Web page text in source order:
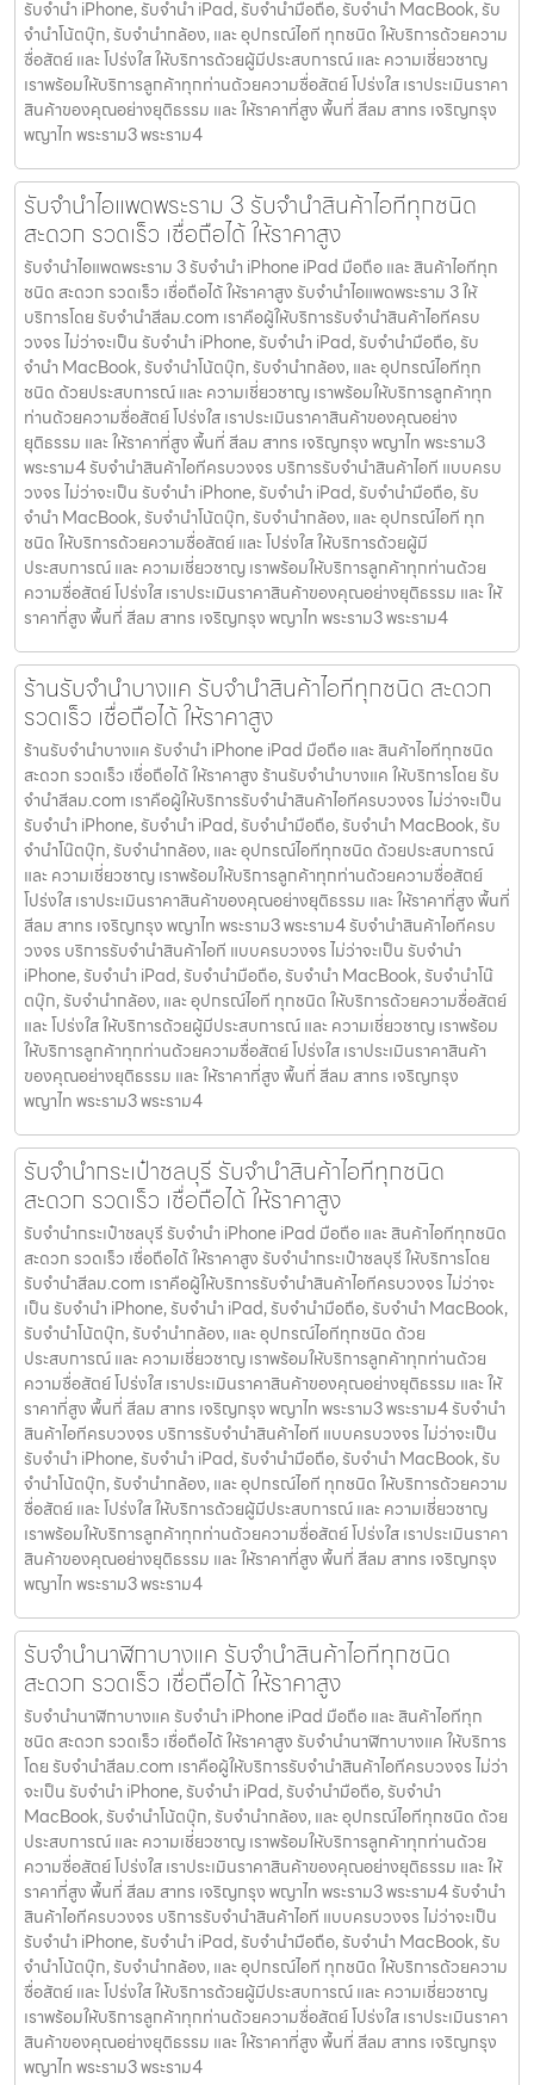
รับจำนำ iPhone, รับจำนำ iPad, รับจำนำมือถือ, รับจำนำ MacBook, รับ
จำนำโน้ตบุ๊ก, รับจำนำกล้อง, และ อุปกรณ์ไอที ทุกชนิด ให้บริการด้วยความ
ซื่อสัตย์ และ โปร่งใส ให้บริการด้วยผู้มีประสบการณ์ และ ความเชี่ยวชาญ
เราพร้อมให้บริการลูกค้าทุกท่านด้วยความซื่อสัตย์ โปร่งใส เราประเมินราคา
สินค้าของคุณอย่างยุติธรรม และ ให้ราคาที่สูง พื้นที่ สีลม สาทร เจริญกรุง
พญาไท พระราม3 พระราม4
รับจำนำไอแพดพระราม 3 รับจำนำสินค้าไอทีทุกชนิด
สะดวก รวดเร็ว เชื่อถือได้ ให้ราคาสูง
รับจำนำไอแพดพระราม 3 รับจำนำ iPhone iPad มือถือ และ สินค้าไอทีทุก
ชนิด สะดวก รวดเร็ว เชื่อถือได้ ให้ราคาสูง รับจำนำไอแพดพระราม 3 ให้
บริการโดย รับจํานําสีลม.com เราคือผู้ให้บริการรับจำนำสินค้าไอทีครบ
วงจร ไม่ว่าจะเป็น รับจำนำ iPhone, รับจำนำ iPad, รับจำนำมือถือ, รับ
จำนำ MacBook, รับจำนำโน้ตบุ๊ก, รับจำนำกล้อง, และ อุปกรณ์ไอทีทุก
ชนิด ด้วยประสบการณ์ และ ความเชี่ยวชาญ เราพร้อมให้บริการลูกค้าทุก
ท่านด้วยความซื่อสัตย์ โปร่งใส เราประเมินราคาสินค้าของคุณอย่าง
ยุติธรรม และ ให้ราคาที่สูง พื้นที่ สีลม สาทร เจริญกรุง พญาไท พระราม3
พระราม4 รับจำนำสินค้าไอทีครบวงจร บริการรับจำนำสินค้าไอที แบบครบ
วงจร ไม่ว่าจะเป็น รับจำนำ iPhone, รับจำนำ iPad, รับจำนำมือถือ, รับ
จำนำ MacBook, รับจำนำโน้ตบุ๊ก, รับจำนำกล้อง, และ อุปกรณ์ไอที ทุก
ชนิด ให้บริการด้วยความซื่อสัตย์ และ โปร่งใส ให้บริการด้วยผู้มี
ประสบการณ์ และ ความเชี่ยวชาญ เราพร้อมให้บริการลูกค้าทุกท่านด้วย
ความซื่อสัตย์ โปร่งใส เราประเมินราคาสินค้าของคุณอย่างยุติธรรม และ ให้
ราคาที่สูง พื้นที่ สีลม สาทร เจริญกรุง พญาไท พระราม3 พระราม4
ร้านรับจำนำบางแค รับจำนำสินค้าไอทีทุกชนิด สะดวก
รวดเร็ว เชื่อถือได้ ให้ราคาสูง
ร้านรับจำนำบางแค รับจำนำ iPhone iPad มือถือ และ สินค้าไอทีทุกชนิด
สะดวก รวดเร็ว เชื่อถือได้ ให้ราคาสูง ร้านรับจำนำบางแค ให้บริการโดย รับ
จํานําสีลม.com เราคือผู้ให้บริการรับจำนำสินค้าไอทีครบวงจร ไม่ว่าจะเป็น
รับจำนำ iPhone, รับจำนำ iPad, รับจำนำมือถือ, รับจำนำ MacBook, รับ
จำนำโน๊ตบุ๊ก, รับจำนำกล้อง, และ อุปกรณ์ไอทีทุกชนิด ด้วยประสบการณ์
และ ความเชี่ยวชาญ เราพร้อมให้บริการลูกค้าทุกท่านด้วยความซื่อสัตย์
โปร่งใส เราประเมินราคาสินค้าของคุณอย่างยุติธรรม และ ให้ราคาที่สูง พื้นที่
สีลม สาทร เจริญกรุง พญาไท พระราม3 พระราม4 รับจำนำสินค้าไอทีครบ
วงจร บริการรับจำนำสินค้าไอที แบบครบวงจร ไม่ว่าจะเป็น รับจำนำ
iPhone, รับจำนำ iPad, รับจำนำมือถือ, รับจำนำ MacBook, รับจำนำโน๊
ตบุ๊ก, รับจำนำกล้อง, และ อุปกรณ์ไอที ทุกชนิด ให้บริการด้วยความซื่อสัตย์
และ โปร่งใส ให้บริการด้วยผู้มีประสบการณ์ และ ความเชี่ยวชาญ เราพร้อม
ให้บริการลูกค้าทุกท่านด้วยความซื่อสัตย์ โปร่งใส เราประเมินราคาสินค้า
ของคุณอย่างยุติธรรม และ ให้ราคาที่สูง พื้นที่ สีลม สาทร เจริญกรุง
พญาไท พระราม3 พระราม4
รับจำนำกระเป๋าชลบุรี รับจำนำสินค้าไอทีทุกชนิด
สะดวก รวดเร็ว เชื่อถือได้ ให้ราคาสูง
รับจำนำกระเป๋าชลบุรี รับจำนำ iPhone iPad มือถือ และ สินค้าไอทีทุกชนิด
สะดวก รวดเร็ว เชื่อถือได้ ให้ราคาสูง รับจำนำกระเป๋าชลบุรี ให้บริการโดย
รับจํานําสีลม.com เราคือผู้ให้บริการรับจำนำสินค้าไอทีครบวงจร ไม่ว่าจะ
เป็น รับจำนำ iPhone, รับจำนำ iPad, รับจำนำมือถือ, รับจำนำ MacBook,
รับจำนำโน้ตบุ๊ก, รับจำนำกล้อง, และ อุปกรณ์ไอทีทุกชนิด ด้วย
ประสบการณ์ และ ความเชี่ยวชาญ เราพร้อมให้บริการลูกค้าทุกท่านด้วย
ความซื่อสัตย์ โปร่งใส เราประเมินราคาสินค้าของคุณอย่างยุติธรรม และ ให้
ราคาที่สูง พื้นที่ สีลม สาทร เจริญกรุง พญาไท พระราม3 พระราม4 รับจำนำ
สินค้าไอทีครบวงจร บริการรับจำนำสินค้าไอที แบบครบวงจร ไม่ว่าจะเป็น
รับจำนำ iPhone, รับจำนำ iPad, รับจำนำมือถือ, รับจำนำ MacBook, รับ
จำนำโน้ตบุ๊ก, รับจำนำกล้อง, และ อุปกรณ์ไอที ทุกชนิด ให้บริการด้วยความ
ซื่อสัตย์ และ โปร่งใส ให้บริการด้วยผู้มีประสบการณ์ และ ความเชี่ยวชาญ
เราพร้อมให้บริการลูกค้าทุกท่านด้วยความซื่อสัตย์ โปร่งใส เราประเมินราคา
สินค้าของคุณอย่างยุติธรรม และ ให้ราคาที่สูง พื้นที่ สีลม สาทร เจริญกรุง
พญาไท พระราม3 พระราม4
รับจำนำนาฬิกาบางแค รับจำนำสินค้าไอทีทุกชนิด
สะดวก รวดเร็ว เชื่อถือได้ ให้ราคาสูง
รับจำนำนาฬิกาบางแค รับจำนำ iPhone iPad มือถือ และ สินค้าไอทีทุก
ชนิด สะดวก รวดเร็ว เชื่อถือได้ ให้ราคาสูง รับจำนำนาฬิกาบางแค ให้บริการ
โดย รับจํานําสีลม.com เราคือผู้ให้บริการรับจำนำสินค้าไอทีครบวงจร ไม่ว่า
จะเป็น รับจำนำ iPhone, รับจำนำ iPad, รับจำนำมือถือ, รับจำนำ
MacBook, รับจำนำโน้ตบุ๊ก, รับจำนำกล้อง, และ อุปกรณ์ไอทีทุกชนิด ด้วย
ประสบการณ์ และ ความเชี่ยวชาญ เราพร้อมให้บริการลูกค้าทุกท่านด้วย
ความซื่อสัตย์ โปร่งใส เราประเมินราคาสินค้าของคุณอย่างยุติธรรม และ ให้
ราคาที่สูง พื้นที่ สีลม สาทร เจริญกรุง พญาไท พระราม3 พระราม4 รับจำนำ
สินค้าไอทีครบวงจร บริการรับจำนำสินค้าไอที แบบครบวงจร ไม่ว่าจะเป็น
รับจำนำ iPhone, รับจำนำ iPad, รับจำนำมือถือ, รับจำนำ MacBook, รับ
จำนำโน้ตบุ๊ก, รับจำนำกล้อง, และ อุปกรณ์ไอที ทุกชนิด ให้บริการด้วยความ
ซื่อสัตย์ และ โปร่งใส ให้บริการด้วยผู้มีประสบการณ์ และ ความเชี่ยวชาญ
เราพร้อมให้บริการลูกค้าทุกท่านด้วยความซื่อสัตย์ โปร่งใส เราประเมินราคา
สินค้าของคุณอย่างยุติธรรม และ ให้ราคาที่สูง พื้นที่ สีลม สาทร เจริญกรุง
พญาไท พระราม3 พระราม4